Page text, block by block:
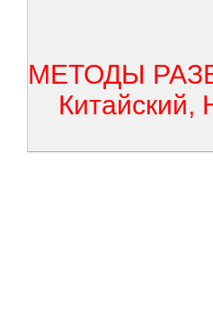
МЕТОДЫ
Китайский,